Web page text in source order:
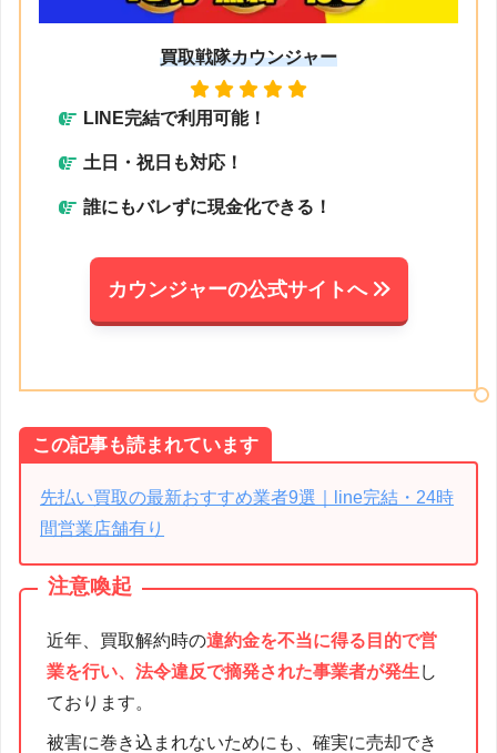
買取戦隊カウンジャー
LINE完結で利用可能！
土日・祝日も対応！
誰にもバレずに現金化できる！
カウンジャーの公式サイトへ
この記事も読まれています
先払い買取の最新おすすめ業者9選｜line完結・24時
間営業店舗有り
注意喚起
近年、買取解約時の違約金を不当に得る目的で営
業を行い、法令違反で摘発された事業者が発生 し
ております。
被害に巻き込まれないためにも、確実に売却でき